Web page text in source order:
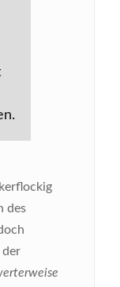
des
der